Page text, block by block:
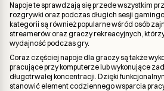
Napoje te sprawdzają się przede wszystkim
rozgrywki oraz podczas długich sesji
kategorii są również popularne wśród osób
streamerów oraz graczy rekreacyjnych,
wydajność podczas gry.
Coraz częściej napoje dla graczy są także
pracujące przy komputerze lub wykonujące
długotrwałej koncentracji. Dzięki
stanowić element codziennego wsparcia